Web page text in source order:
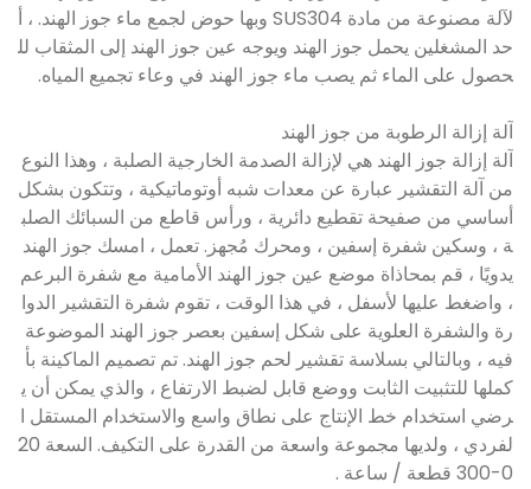
لآلة مصنوعة من مادة SUS304 وبها حوض لجمع ماء جوز الهند. ، أ
حد المشغلين يحمل جوز الهند ويوجه عين جوز الهند إلى المثقاب لل
حصول على الماء ثم يصب ماء جوز الهند في وعاء تجميع المياه.
آلة إزالة الرطوبة من جوز الهند
آلة إزالة جوز الهند هي لإزالة الصدمة الخارجية الصلبة ، وهذا النوع
من آلة التقشير عبارة عن معدات شبه أوتوماتيكية ، وتتكون بشكل
أساسي من صفيحة تقطيع دائرية ، ورأس قاطع من السبائك الصلب
ة ، وسكين شفرة إسفين ، ومحرك مُجهز. تعمل ، امسك جوز الهند
يدويًا ، قم بمحاذاة موضع عين جوز الهند الأمامية مع شفرة البرعم
، واضغط عليها لأسفل ، في هذا الوقت ، تقوم شفرة التقشير الدوا
رة والشفرة العلوية على شكل إسفين بعصر جوز الهند الموضوعة
فيه ، وبالتالي بسلاسة تقشير لحم جوز الهند. تم تصميم الماكينة بأ
كملها للتثبيت الثابت ووضع قابل لضبط الارتفاع ، والذي يمكن أن ي
رضي استخدام خط الإنتاج على نطاق واسع والاستخدام المستقل ا
لفردي ، ولديها مجموعة واسعة من القدرة على التكيف. السعة 20
0-300 قطعة / ساعة .